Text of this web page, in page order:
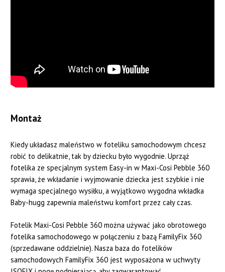
Montaż
Kiedy układasz maleństwo w foteliku samochodowym chcesz
robić to delikatnie, tak by dziecku było wygodnie. Uprząż
fotelika ze specjalnym system Easy-in w Maxi-Cosi Pebble 360
sprawia, że wkładanie i wyjmowanie dziecka jest szybkie i nie
wymaga specjalnego wysiłku, a wyjątkowo wygodna wkładka
Baby-hugg zapewnia maleństwu komfort przez cały czas.
Fotelik Maxi-Cosi Pebble 360 można używać jako obrotowego
fotelika samochodowego w połączeniu z bazą FamilyFix 360
(sprzedawane oddzielnie). Nasza baza do fotelików
samochodowych FamilyFix 360 jest wyposażona w uchwyty